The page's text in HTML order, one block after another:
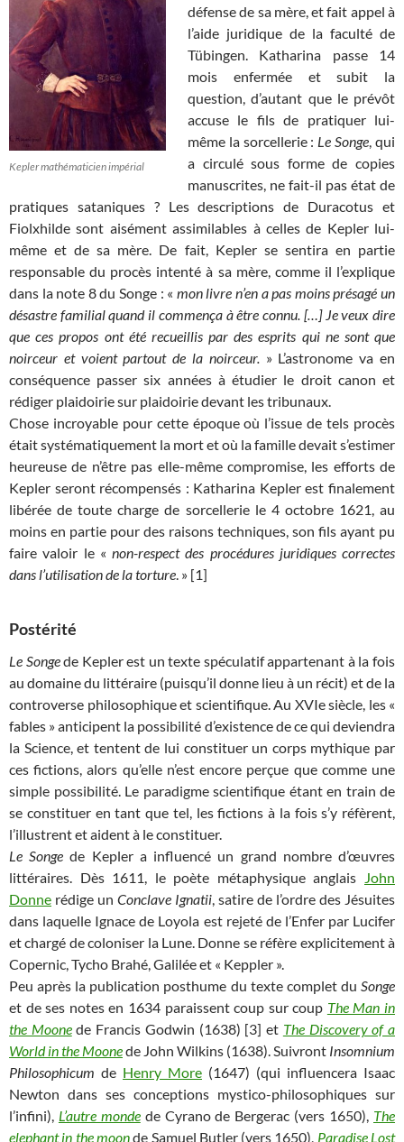
Kepler mathématicien impérial
défense de sa mère, et fait appel à
l’aide juridique de la faculté de
Tübingen. Katharina passe 14
mois enfermée et subit la
question, d’autant que le prévôt
accuse le fils de pratiquer lui-
même la sorcellerie : Le Songe, qui
a circulé sous forme de copies
manuscrites, ne fait-il pas état de
pratiques sataniques ? Les descriptions de Duracotus et
Fiolxhilde sont aisément assimilables à celles de Kepler lui-
même et de sa mère. De fait, Kepler se sentira en partie
responsable du procès intenté à sa mère, comme il l’explique
dans la note 8 du Songe : « mon livre n’en a pas moins présagé un
désastre familial quand il commença à être connu. […] Je veux dire
que ces propos ont été recueillis par des esprits qui ne sont que
noirceur et voient partout de la noirceur.» L’astronome va en
conséquence passer six années à étudier le droit canon et
rédiger plaidoirie sur plaidoirie devant les tribunaux.
Chose incroyable pour cette époque où l’issue de tels procès
était systématiquement la mort et où la famille devait s’estimer
heureuse de n’être pas elle-même compromise, les efforts de
Kepler seront récompensés : Katharina Kepler est finalement
libérée de toute charge de sorcellerie le 4 octobre 1621, au
moins en partie pour des raisons techniques, son fils ayant pu
faire valoir le « non-respect des procédures juridiques correctes
dans l’utilisation de la torture. » [1]
Postérité
Le Songede Kepler est un texte spéculatif appartenant à la fois
au domaine du littéraire (puisqu’il donne lieu à un récit) et de la
controverse philosophique et scientifique. Au XVIe siècle, les «
fables » anticipent la possibilité d’existence de ce qui deviendra
la Science, et tentent de lui constituer un corps mythique par
ces fictions, alors qu’elle n’est encore perçue que comme une
simple possibilité. Le paradigme scientifique étant en train de
se constituer en tant que tel, les fictions à la fois s’y réfèrent,
l’illustrent et aident à le constituer.
Le Songe de Kepler a influencé un grand nombre d’œuvres
littéraires. Dès 1611, le poète métaphysique anglais John
Donne rédige un Conclave Ignatii, satire de l’ordre des Jésuites
dans laquelle Ignace de Loyola est rejeté de l’Enfer par Lucifer
et chargé de coloniser la Lune. Donne se réfère explicitement à
Copernic, Tycho Brahé, Galilée et « Keppler ».
Peu après la publication posthume du texte complet du Songe
et de ses notes en 1634 paraissent coup sur coup The Man in
the Moonede Francis Godwin (1638) [3] et The Discovery of a
World in the Moonede John Wilkins (1638). Suivront Insomnium
Philosophicum de Henry More (1647) (qui influencera Isaac
Newton dans ses conceptions mystico-philosophiques sur
l’infini), L’autre mondede Cyrano de Bergerac (vers 1650), The
elephant in the moonde Samuel Butler (vers 1650), Paradise Lost